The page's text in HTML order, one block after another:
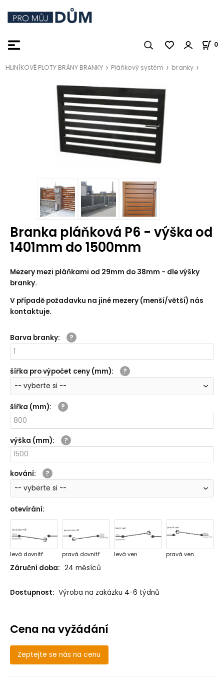
0
HLINÍKOVÉ PLOTY BRÁNY BRANKY Pláňkový systém branky
Branka pláňková P6 - výška od
1401mm do 1500mm
Mezery mezi pláňkami od 29mm do 38mm - dle výšky
branky.
V případě požadavku na jiné mezery (menší/větší) nás
kontaktuje.
Barva branky:
šířka pro výpočet ceny (mm):
šířka (mm):
výška (mm):
kování:
otevírání:
levá dovnitř pravá dovnitř levá ven pravá ven
Záruční doba: 24 měsíců
Dostupnost: Výroba na zakázku 4-6 týdnů
Cena na vyžádání
Zeptejte se nás na cenu